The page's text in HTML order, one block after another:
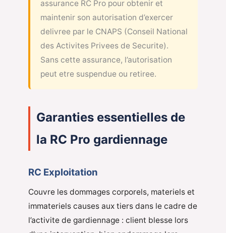
assurance RC Pro pour obtenir et
maintenir son autorisation d’exercer
delivree par le CNAPS (Conseil National
des Activites Privees de Securite).
Sans cette assurance, l’autorisation
peut etre suspendue ou retiree.
Garanties essentielles de
la RC Pro gardiennage
RC Exploitation
Couvre les dommages corporels, materiels et
immateriels causes aux tiers dans le cadre de
l’activite de gardiennage : client blesse lors